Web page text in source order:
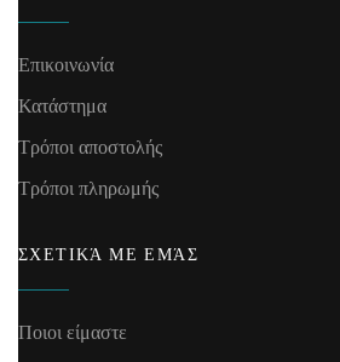
Επικοινωνία
Κατάστημα
Τρόποι αποστολής
Τρόποι πληρωμής
ΣΧΕΤΙΚΆ ΜΕ ΕΜΆΣ
Ποιοι είμαστε